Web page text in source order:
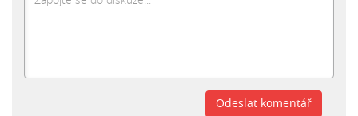
Odeslat komentář